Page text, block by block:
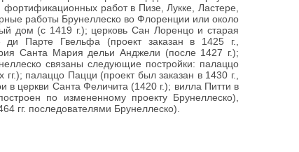
работ в Пизе, Лукке, Ластере,
работы Брунеллеско во Флоренции или около
дом (с 1419 г.); церковь Сан Лоренцо и старая
Парте Гвельфа (проект заказан в 1425 г.,
Санта Мария дельи Анджели (после 1427 г.);
связаны следующие постройки: палаццо
палаццо Пацци (проект был заказан в 1430 г.,
церкви Санта Феличита (1420 г.); вилла Питти в
по измененному проекту Брунеллеско),
гг. последователями Брунеллеско).